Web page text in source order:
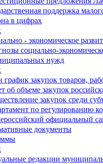
поддержка
в цифрах
- экономическое
социально-
нужд
график закупок товаров,
об объеме закупок
закупок среди
по регулированию
официальный
документы
редакции